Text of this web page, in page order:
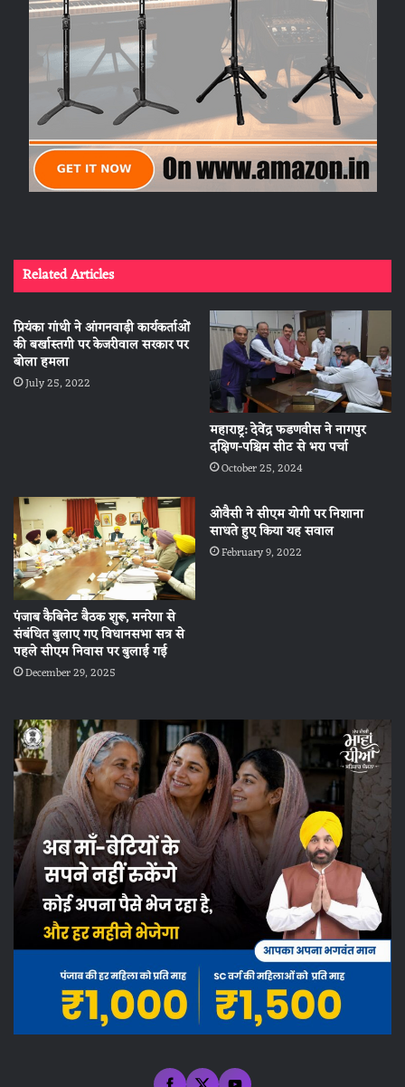
Related Articles
प्रियंका गांधी ने आंगनवाड़ी कार्यकर्ताओं
की बर्खास्तगी पर केजरीवाल सरकार पर
बोला हमला
July 25, 2022
महाराष्ट्र: देवेंद्र फडणवीस ने नागपुर
दक्षिण-पश्चिम सीट से भरा पर्चा
October 25, 2024
पंजाब कैबिनेट बैठक शुरू, मनरेगा से
संबंधित बुलाए गए विधानसभा सत्र से
पहले सीएम निवास पर बुलाई गई
December 29, 2025
ओवैसी ने सीएम योगी पर निशाना
साधते हुए किया यह सवाल
February 9, 2022